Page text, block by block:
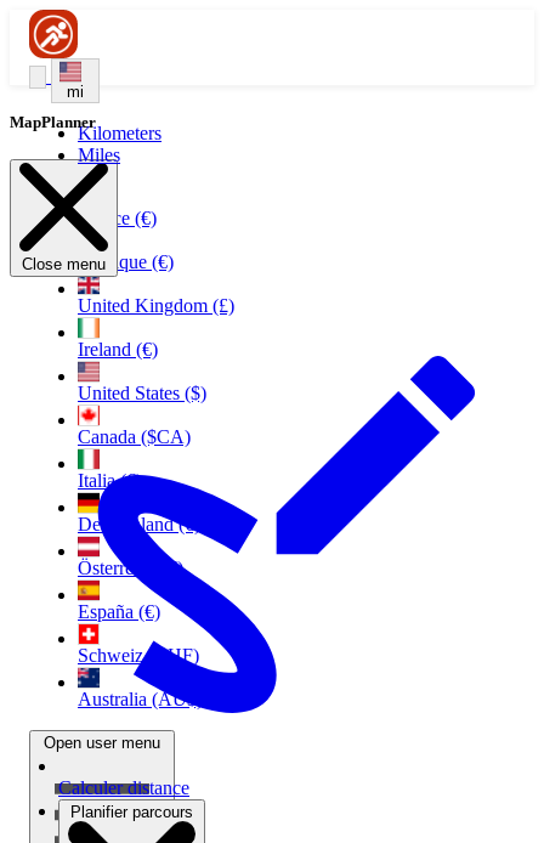
mi
Kilometers
Miles
France (€)
Belgique (€)
United Kingdom (£)
Ireland (€)
United States ($)
Canada ($CA)
Italia (€)
Deutschland (€)
Österreich (€)
España (€)
Schweiz (CHF)
Australia (AU$)
Open user menu
MapPlanner
Close menu
Calculer distance
Planifier parcours